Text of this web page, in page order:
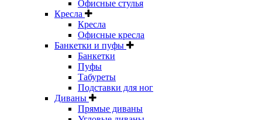
Офисные стулья
Кресла
Кресла
Офисные кресла
Банкетки и пуфы
Банкетки
Пуфы
Табуреты
Подставки для ног
Диваны
Прямые диваны